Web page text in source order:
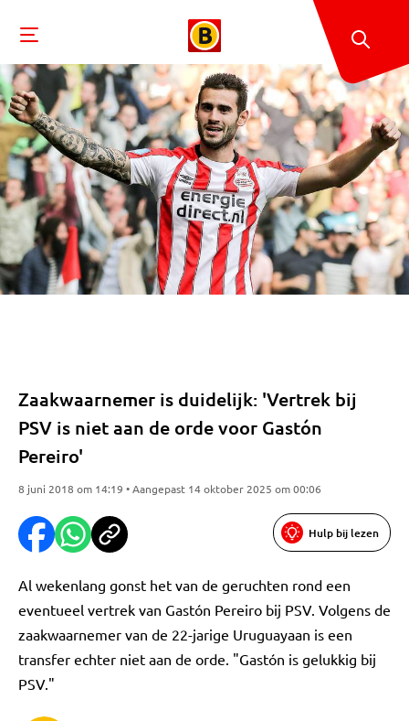
Zaakwaarnemer is duidelijk: 'Vertrek bij
PSV is niet aan de orde voor Gastón
Pereiro'
8 juni 2018 om 14:19 • Aangepast 14 oktober 2025 om 00:06
Hulp bij lezen
Al wekenlang gonst het van de geruchten rond een
eventueel vertrek van Gastón Pereiro bij PSV. Volgens de
zaakwaarnemer van de 22-jarige Uruguayaan is een
transfer echter niet aan de orde. "Gastón is gelukkig bij
PSV."